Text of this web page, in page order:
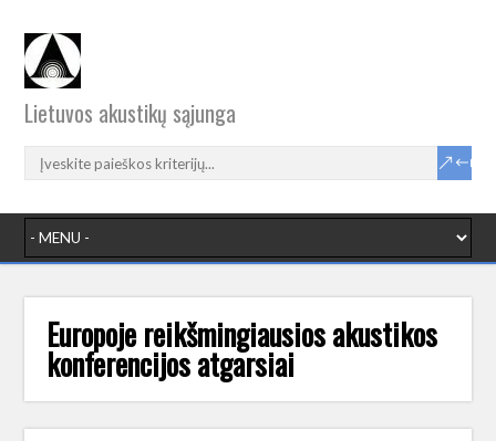
Lietuvos akustikų sąjunga
Europoje reikšmingiausios akustikos
konferencijos atgarsiai